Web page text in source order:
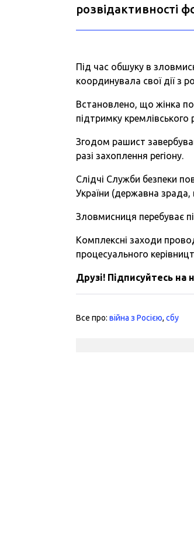
розвідактивності
Під час обшуку в
координувала свої дії з
Встановлено, що жінка
підтримку кремлівського
Згодом рашист завербував
разі захоплення регіону.
Слідчі Служби безпеки
України (державна
Зловмисниця перебуває
Комплексні заходи
процесуального
Друзі! Підписуйтесь на
Все про:війна з Росією,сбу